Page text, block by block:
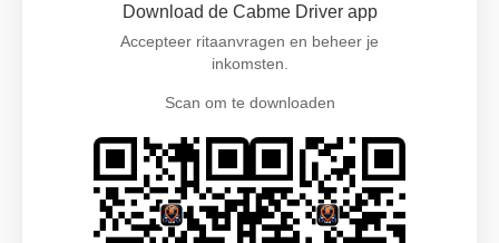
Download de Cabme Driver app
Accepteer ritaanvragen en beheer je
inkomsten.
Scan om te downloaden